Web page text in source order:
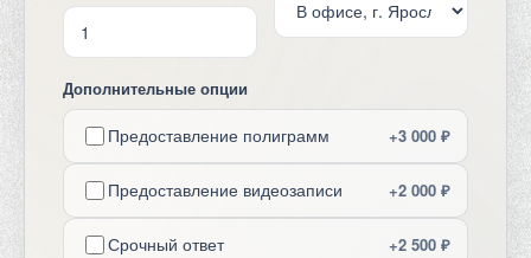
Дополнительные опции
Предоставление полиграмм +3 000 ₽
Предоставление видеозаписи +2 000 ₽
Срочный ответ +2 500 ₽